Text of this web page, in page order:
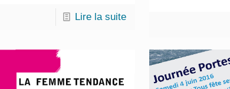
Lire la suite